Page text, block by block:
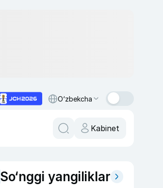
O‘zbekcha
Kabinet
So‘nggi yangiliklar